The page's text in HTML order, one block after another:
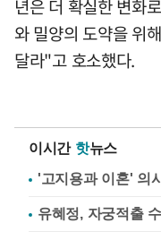
년은 더 확실한 변화
와 밀양의 도약을 위
달라"고 호소했다.
이시간 핫뉴스
'고지용과 이혼' 의
유혜정, 자궁적출